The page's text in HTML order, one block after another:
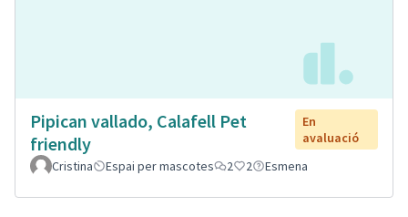
Pipican vallado, Calafell Pet
friendly
En
avaluació
Cristina
Espai per mascotes 2 2 Esmena